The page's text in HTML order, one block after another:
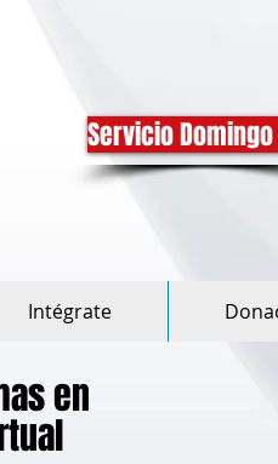
Servicio Domingo
Intégrate
en